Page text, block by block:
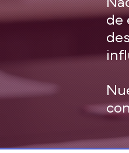
de